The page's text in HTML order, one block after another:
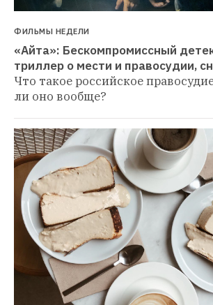
ФИЛЬМЫ НЕДЕЛИ
«Айта»: Бескомпромиссный
триллер о мести и правосудии,
Что такое российское
ли оно вообще?